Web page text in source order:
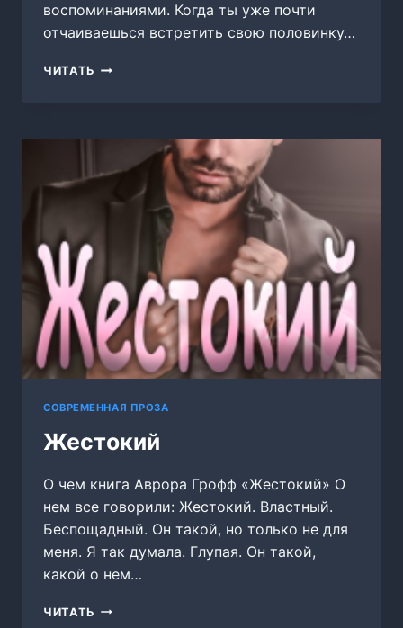
воспоминаниями. Когда ты уже почти
отчаиваешься встретить свою половинку…
ЧИТАТЬ НАЗАД
СОВРЕМЕННАЯ ПРОЗА
Жестокий
О чем книга Аврора Грофф «Жестокий» О
нем все говорили: Жестокий. Властный.
Беспощадный. Он такой, но только не для
меня. Я так думала. Глупая. Он такой,
какой о нем…
ЧИТАТЬ ЖЕСТОКИЙ